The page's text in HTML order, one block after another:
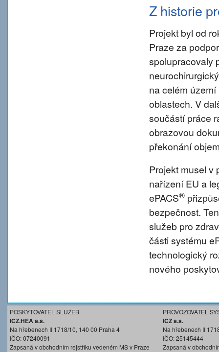
Z historie
Projekt byl od
Praze za
spolupracovaly
na celém
oblastech. V
součástí práce
obrazovou
překonání
Projekt musel v
nařízení EU a
ePACS®
bezpečnost.
služeb pro
části systému
technologický
nového
POSKYTOVATEL SLUŽEB
ICZ.HEA a.s.
Na hřebenech II 1718/10, 140 00 Praha 4
IČO: 07240091
Zapsaná v obchodním rejstříku vedeném MS v Praze
PROVOZOVATEL
ICZ a.s.
Na hřebenech II
IČO: 25145444
Zapsaná v